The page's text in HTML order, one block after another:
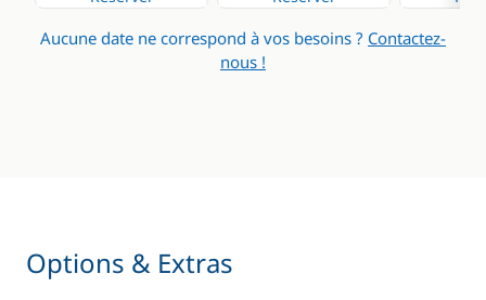
Aucune date ne correspond à vos besoins ? Contactez-
nous !
Options & Extras